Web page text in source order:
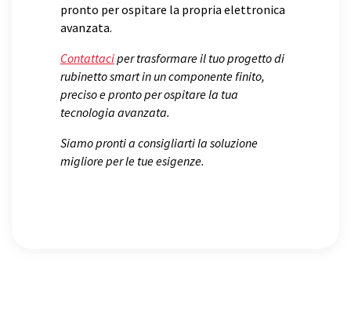
pronto per ospitare la propria elettronica
avanzata.
Contattaciper trasformare il tuo progetto di
rubinetto smart in un componente finito,
preciso e pronto per ospitare la tua
tecnologia avanzata.
Siamo pronti a consigliarti la soluzione
migliore per le tue esigenze.